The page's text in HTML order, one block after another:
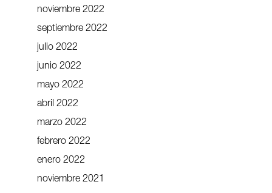
noviembre 2022
septiembre 2022
julio 2022
junio 2022
mayo 2022
abril 2022
marzo 2022
febrero 2022
enero 2022
noviembre 2021